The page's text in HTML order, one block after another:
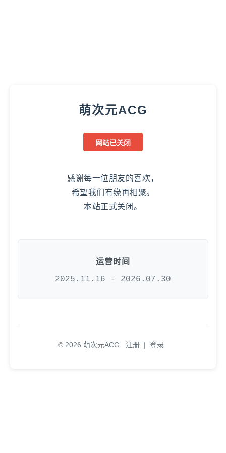
萌次元ACG
网站已关闭
感谢每一位朋友的喜欢，
希望我们有缘再相聚。
本站正式关闭。
运营时间
2025.11.16 - 2026.07.30
© 2026 萌次元ACG 注册 | 登录